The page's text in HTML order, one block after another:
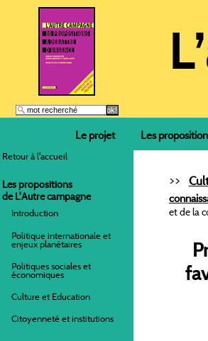
Le projet Les
Retour à l'accueil
Les propositions
de L'Autre campagne
Introduction
Politique internationale et
enjeux planétaires
Politiques sociales et
économiques
Culture et Education
Citoyenneté et institutions
>>
et de la